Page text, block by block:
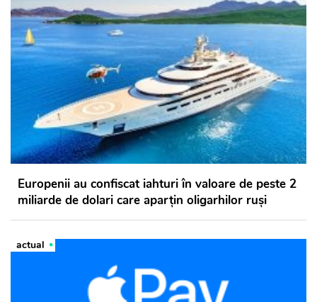
Europenii au confiscat iahturi în valoare de peste 2
miliarde de dolari care aparțin oligarhilor ruși
actual